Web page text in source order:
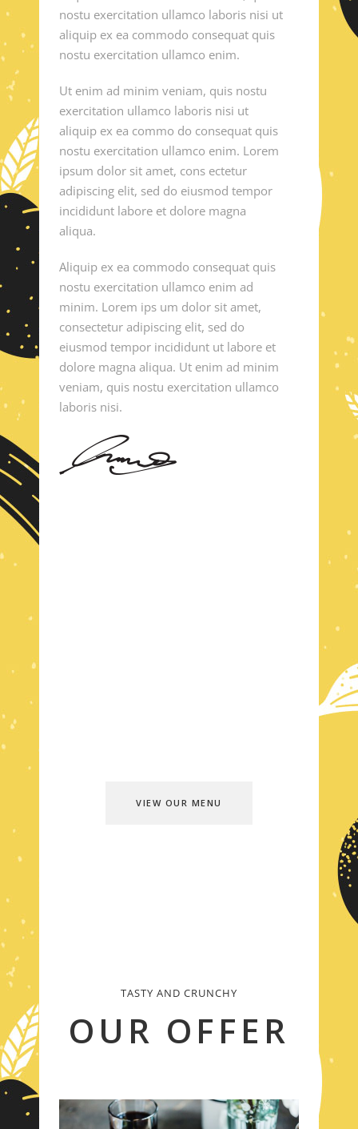
nostu exercitation ullamco laboris nisi ut
aliquip ex ea commodo consequat quis
nostu exercitation ullamco enim.
Ut enim ad minim veniam, quis nostu
exercitation ullamco laboris nisi ut
aliquip ex ea commo do consequat quis
nostu exercitation ullamco enim. Lorem
ipsum dolor sit amet, cons ectetur
adipiscing elit, sed do eiusmod tempor
incididunt labore et dolore magna
aliqua.
Aliquip ex ea commodo consequat quis
nostu exercitation ullamco enim ad
minim. Lorem ips um dolor sit amet,
consectetur adipiscing elit, sed do
eiusmod tempor incididunt ut labore et
dolore magna aliqua. Ut enim ad minim
veniam, quis nostu exercitation ullamco
laboris nisi.
VIEW OUR MENU
TASTY AND CRUNCHY
OUR OFFER